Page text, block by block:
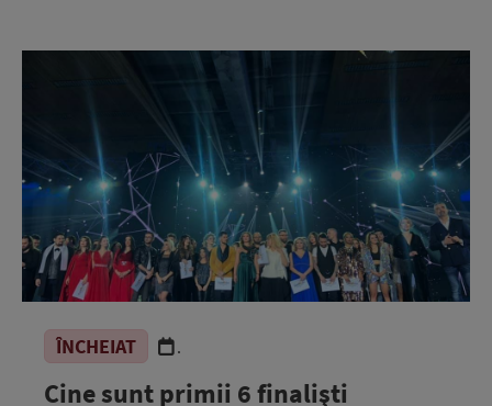
ÎNCHEIAT .
Cine sunt primii 6 finalişti